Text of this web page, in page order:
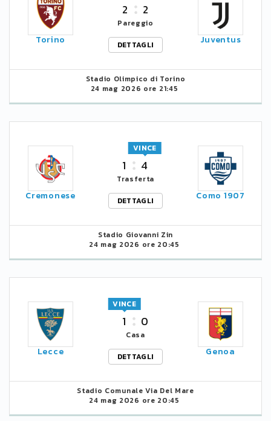
Torino
2 2
Pareggio
DETTAGLI
Juventus
Stadio Olimpico di Torino
24 mag 2026 ore 21:45
Cremonese
1 4
VINCE
Trasferta
DETTAGLI
Como 1907
Stadio Giovanni Zin
24 mag 2026 ore 20:45
Lecce
1
VINCE
0
Casa
DETTAGLI
Genoa
Stadio Comunale Via Del Mare
24 mag 2026 ore 20:45